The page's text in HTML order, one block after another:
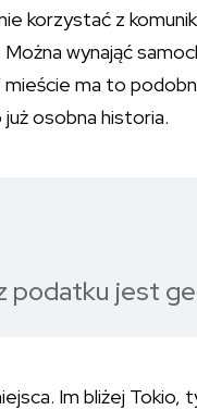
korzystać z
wynająć
mieście ma to
osobna historia.
podatku jest
Im bliżej Tokio,